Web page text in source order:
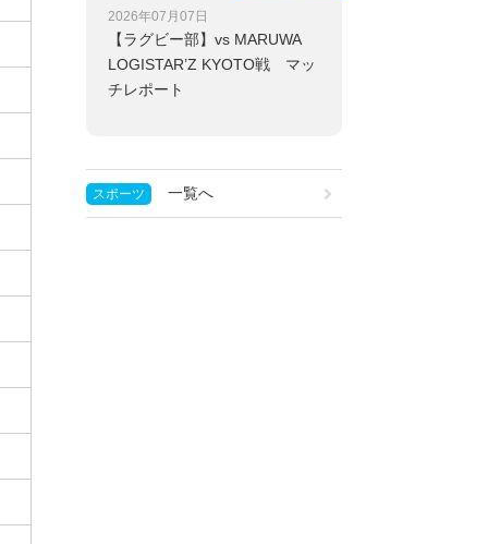
2026年07月07日
【ラグビー部】vs MARUWA
LOGISTAR’Z KYOTO戦 マッ
チレポート
スポーツ 一覧へ